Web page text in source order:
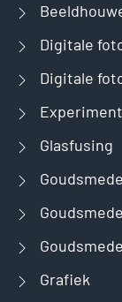
Digitale
Digitale
Glasfusing
Grafiek